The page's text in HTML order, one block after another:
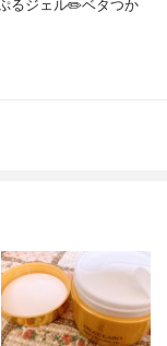
るジェル✏️ベタつか